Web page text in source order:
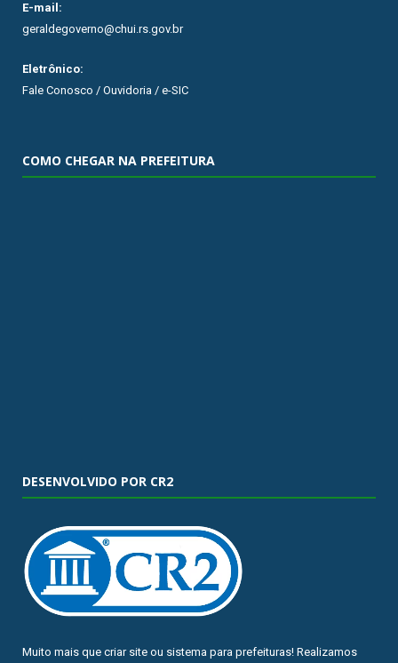
E-mail:
geraldegoverno@chui.rs.gov.br
Eletrônico:
Fale Conosco / Ouvidoria / e-SIC
COMO CHEGAR NA PREFEITURA
DESENVOLVIDO POR CR2
Muito mais que criar site ou sistema para prefeituras! Realizamos